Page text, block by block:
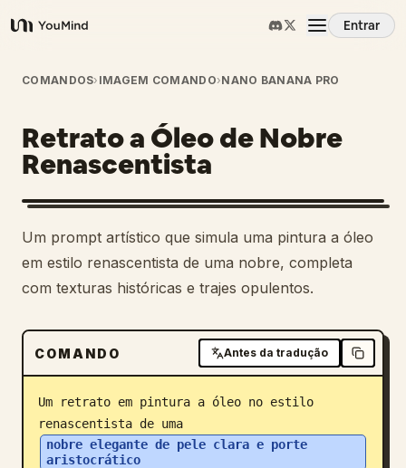
YouMind
Entrar
Visão Geral
Casos de Uso
Habilidades
Prompts
Baixar
Blog
COMANDOS› IMAGEM COMANDO›NANO BANANA PRO
Retrato a Óleo de Nobre
Renascentista
Um prompt artístico que simula uma pintura a óleo
em estilo renascentista de uma nobre, completa
com texturas históricas e trajes opulentos.
COMANDO Antes da tradução
Um retrato em pintura a óleo no estilo
renascentista de uma
nobre elegante de pele clara e porte
aristocrático